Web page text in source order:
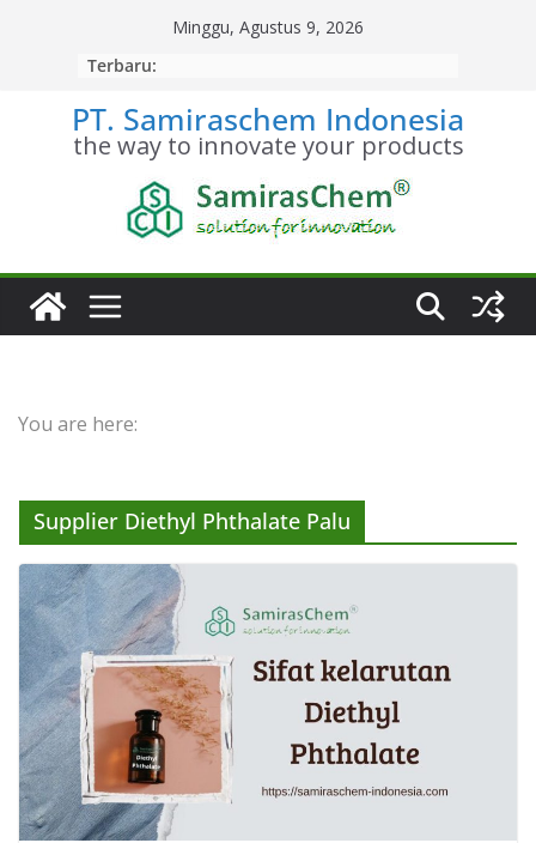
Minggu, Agustus 9, 2026
Terbaru:
PT. Samiraschem Indonesia
the way to innovate your products
You are here:
Supplier Diethyl Phthalate Palu